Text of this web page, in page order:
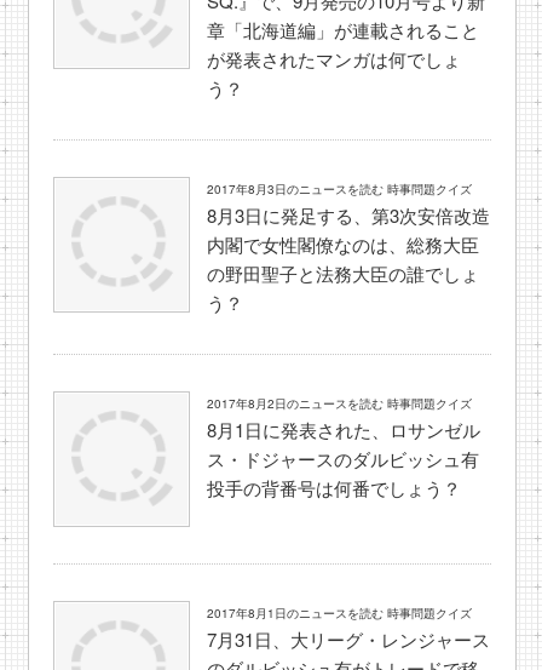
章「北海道編」が連載されること
が発表されたマンガは何でしょ
う？
2017年8月3日のニュースを読む 時事問題クイズ
8月3日に発足する、第3次安倍改造
内閣で女性閣僚なのは、総務大臣
の野田聖子と法務大臣の誰でしょ
う？
2017年8月2日のニュースを読む 時事問題クイズ
8月1日に発表された、ロサンゼル
ス・ドジャースのダルビッシュ有
投手の背番号は何番でしょう？
2017年8月1日のニュースを読む 時事問題クイズ
7月31日、大リーグ・レンジャース